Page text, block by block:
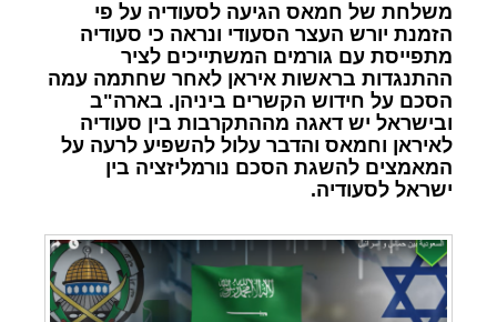
משלחת של חמאס הגיעה לסעודיה על פי
הזמנת יורש העצר הסעודי ונראה כי סעודיה
מתפייסת עם גורמים המשתייכים לציר
ההתנגדות בראשות איראן לאחר שחתמה עמה
הסכם על חידוש הקשרים ביניהן. בארה"ב
ובישראל יש דאגה מההתקרבות בין סעודיה
לאיראן וחמאס והדבר עלול להשפיע לרעה על
המאמצים להשגת הסכם נורמליזציה בין
ישראל לסעודיה.